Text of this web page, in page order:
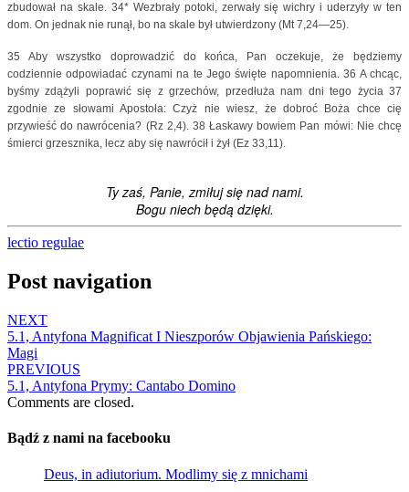
zbudował na skale. 34* Wezbrały potoki, zerwały się wichry i uderzyły w ten
dom. On jednak nie runął, bo na skale był utwierdzony (Mt 7,24—25).
35 Aby wszystko doprowadzić do końca, Pan oczekuje, że będziemy
codziennie odpowiadać czynami na te Jego święte napomnienia. 36 A chcąc,
byśmy zdążyli poprawić się z grzechów, przedłuża nam dni tego życia 37
zgodnie ze słowami Apostoła: Czyż nie wiesz, że dobroć Boża chce cię
przywieść do nawrócenia? (Rz 2,4). 38 Łaskawy bowiem Pan mówi: Nie chcę
śmierci grzesznika, lecz aby się nawrócił i żył (Ez 33,11).
Ty zaś, Panie, zmiłuj się nad nami.
Bogu niech będą dzięki.
lectio regulae
Post navigation
NEXT
5.1, Antyfona Magnificat I Nieszporów Objawienia Pańskiego:
Magi
PREVIOUS
5.1, Antyfona Prymy: Cantabo Domino
Comments are closed.
Bądź z nami na facebooku
Deus, in adiutorium. Modlimy się z mnichami